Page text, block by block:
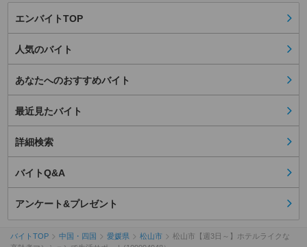
エンバイトTOP
人気のバイト
あなたへのおすすめバイト
最近見たバイト
詳細検索
バイトQ&A
アンケート&プレゼント
バイトTOP 中国・四国 愛媛県 松山市
松山市【週3日～】ホテルライクな